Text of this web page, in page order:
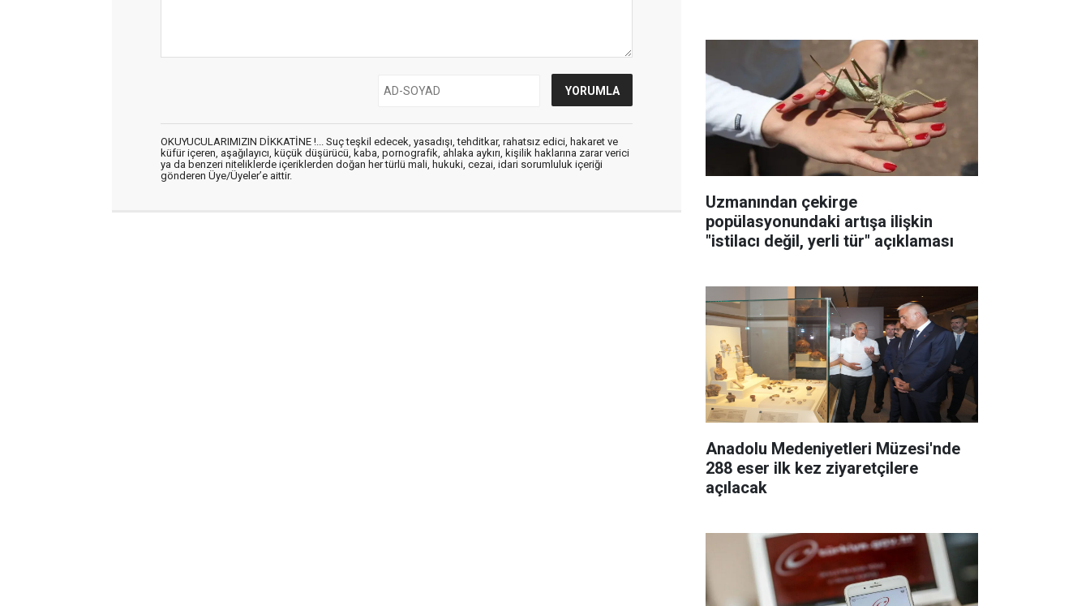
OKUYUCULARIMIZIN DİKKATİNE !... Suç teşkil edecek, yasadışı, tehditkar, rahatsız edici, hakaret ve
küfür içeren, aşağılayıcı, küçük düşürücü, kaba, pornografik, ahlaka aykırı, kişilik haklarına zarar verici
ya da benzeri niteliklerde içeriklerden doğan her türlü mali, hukuki, cezai, idari sorumluluk içeriği
gönderen Üye/Üyeler’e aittir.
Uzmanından çekirge
popülasyonundaki artışa ilişkin
"istilacı değil, yerli tür" açıklaması
Anadolu Medeniyetleri Müzesi'nde
288 eser ilk kez ziyaretçilere
açılacak